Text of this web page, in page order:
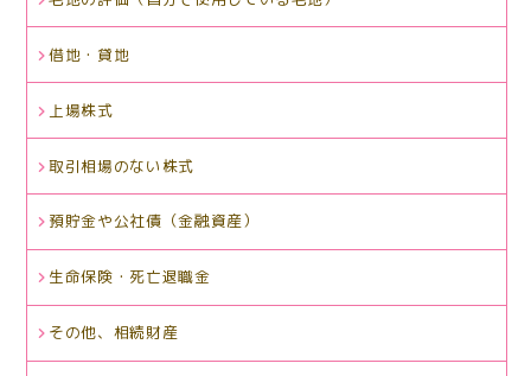
借地・貸地
上場株式
取引相場のない株式
預貯金や公社債（金融資産）
生命保険・死亡退職金
その他、相続財産